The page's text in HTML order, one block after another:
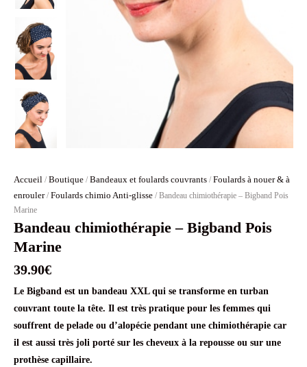
Accueil / Boutique / Bandeaux et foulards couvrants / Foulards à nouer & à
enrouler/ Foulards chimio Anti-glisse / Bandeau chimiothérapie – Bigband Pois
Marine
Bandeau chimiothérapie – Bigband Pois
Marine
39.90€
Le Bigband est un bandeau XXL qui se transforme en turban
couvrant toute la tête. Il est très pratique pour les femmes qui
souffrent de pelade ou d’alopécie pendant une chimiothérapie car
il est aussi très joli porté sur les cheveux à la repousse ou sur une
prothèse capillaire.